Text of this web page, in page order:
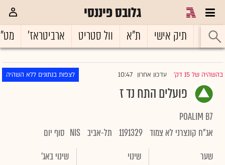
גלובס פיננסי
ראשי תיק אישי ת"א וול סטריט ארביטראז'
בהשהיה של 15 דק' |עדכון אחרון 10:47 לצפות בנתונים ללא השהיה
פועלים התח נד ז
POALIM B7
אג"ח קונצרני לא צמוד 1191329 תל-אביב NIS סוף יום
שער
שינוי שינוי באג'